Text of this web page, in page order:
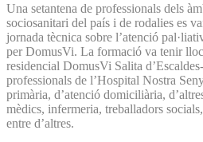
Una setantena de professionals dels
sociosanitari del país i de rodalies es
jornada tècnica sobre l’atenció
per DomusVi. La formació va tenir
residencial DomusVi Salita
professionals de l’Hospital Nostra
primària, d’atenció domiciliària,
mèdics, infermeria, treballadors
entre d’altres.